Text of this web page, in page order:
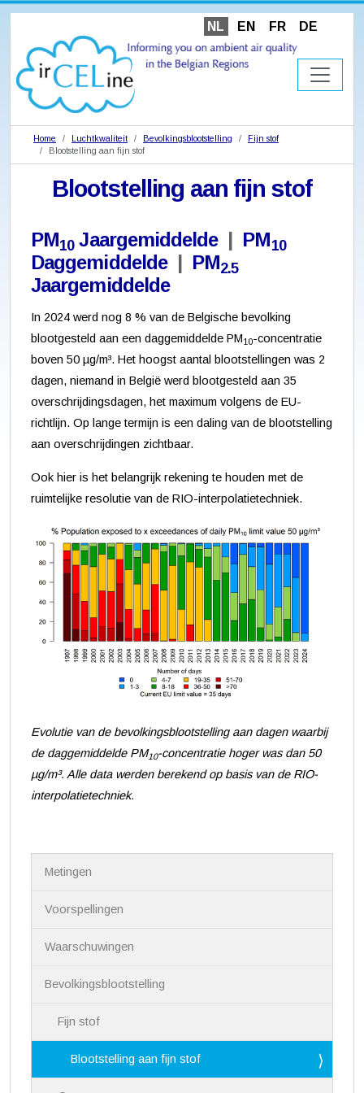
NL EN FR DE
Home Luchtkwaliteit Bevolkingsblootstelling
Fijn stof
Blootstelling aan fijn stof
Blootstelling aan fijn stof
PM10Jaargemiddelde| PM10
Daggemiddelde| PM2.5
Jaargemiddelde
In 2024 werd nog 8 % van de Belgische bevolking
blootgesteld aan een daggemiddelde PM10-concentratie
boven 50 µg/m³. Het hoogst aantal blootstellingen was 2
dagen, niemand in België werd blootgesteld aan 35
overschrijdingsdagen, het maximum volgens de EU-
richtlijn. Op lange termijn is een daling van de blootstelling
aan overschrijdingen zichtbaar.
Ook hier is het belangrijk rekening te houden met de
ruimtelijke resolutie van de RIO-interpolatietechniek.
Evolutie van de bevolkingsblootstelling aan dagen waarbij
de daggemiddelde PM10-concentratie hoger was dan 50
µg/m³. Alle data werden berekend op basis van de RIO-
interpolatietechniek.
Metingen
Voorspellingen
Waarschuwingen
Bevolkingsblootstelling
Fijn stof
Blootstelling aan fijn stof